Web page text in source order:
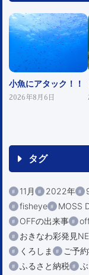
小魚にアタック！！
2026年8月6日
タグ
11月 2022年
fisheye
MOSS
OFFの出来事
おきなわ彩発見
くろしま
ご予
ふるさと納税